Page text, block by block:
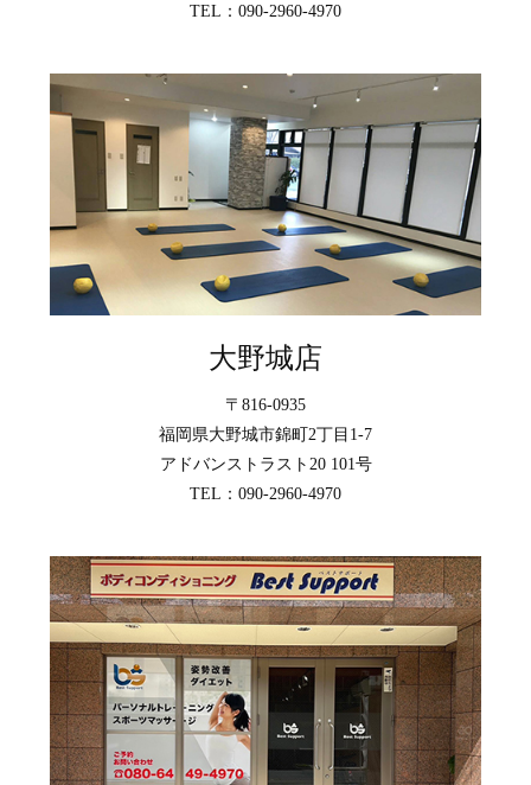
TEL：090-2960-4970
大野城店
〒816-0935
福岡県大野城市錦町2丁目1-7
アドバンストラスト20 101号
TEL：090-2960-4970